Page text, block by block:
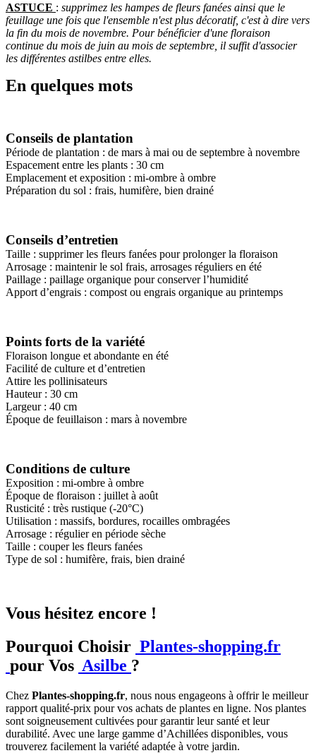
ASTUCE : supprimez les hampes de fleurs fanées ainsi que le
feuillage une fois que l'ensemble n'est plus décoratif, c'est à dire vers
la fin du mois de novembre. Pour bénéficier d'une floraison
continue du mois de juin au mois de septembre, il suffit d'associer
les différentes astilbes entre elles.
En quelques mots
Conseils de plantation
Période de plantation : de mars à mai ou de septembre à novembre
Espacement entre les plants : 30 cm
Emplacement et exposition : mi-ombre à ombre
Préparation du sol : frais, humifère, bien drainé
Conseils d’entretien
Taille : supprimer les fleurs fanées pour prolonger la floraison
Arrosage : maintenir le sol frais, arrosages réguliers en été
Paillage : paillage organique pour conserver l’humidité
Apport d’engrais : compost ou engrais organique au printemps
Points forts de la variété
Floraison longue et abondante en été
Facilité de culture et d’entretien
Attire les pollinisateurs
Hauteur : 30 cm
Largeur : 40 cm
Époque de feuillaison : mars à novembre
Conditions de culture
Exposition : mi-ombre à ombre
Époque de floraison : juillet à août
Rusticité : très rustique (-20°C)
Utilisation : massifs, bordures, rocailles ombragées
Arrosage : régulier en période sèche
Taille : couper les fleurs fanées
Type de sol : humifère, frais, bien drainé
Vous hésitez encore !
Pourquoi Choisir Plantes-shopping.fr
pour Vos Asilbe ?
Chez Plantes-shopping.fr, nous nous engageons à offrir le meilleur
rapport qualité-prix pour vos achats de plantes en ligne. Nos plantes
sont soigneusement cultivées pour garantir leur santé et leur
durabilité. Avec une large gamme d’Achillées disponibles, vous
trouverez facilement la variété adaptée à votre jardin.